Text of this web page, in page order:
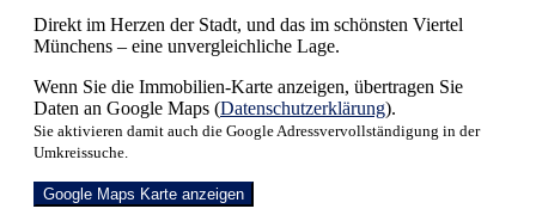
Direkt im Herzen der Stadt, und das im schönsten Viertel
Münchens – eine unvergleichliche Lage.
Wenn Sie die Immobilien-Karte anzeigen, übertragen Sie
Daten an Google Maps (Datenschutzerklärung).
Sie aktivieren damit auch die Google Adressvervollständigung in der
Umkreissuche.
Google Maps Karte anzeigen